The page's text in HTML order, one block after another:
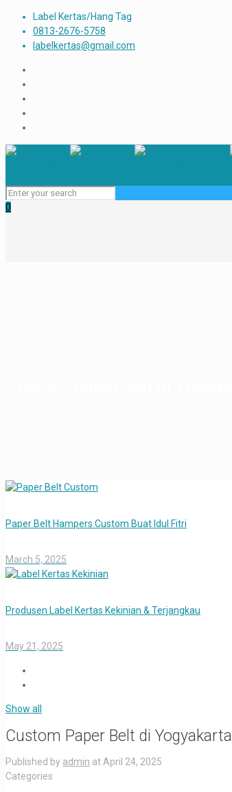
Label Kertas/Hang Tag
0813-2676-5758
labelkertas@gmail.com
0
Paper Belt Hampers Custom Buat Idul Fitri
March 5, 2025
Produsen Label Kertas Kekinian & Terjangkau
May 21, 2025
Show all
Custom Paper Belt di Yogyakarta
Published by admin atApril 24, 2025
Categories